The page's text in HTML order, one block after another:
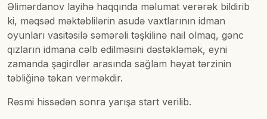
Əlimərdanov layihə haqqında məlumat verərək bildirib
ki, məqsəd məktəblilərin asudə vaxtlarının idman
oyunları vasitəsilə səmərəli təşkilinə nail olmaq, gənc
qızların idmana cəlb edilməsini dəstəkləmək, eyni
zamanda şagirdlər arasında sağlam həyat tərzinin
təbliğinə təkan verməkdir.
Rəsmi hissədən sonra yarışa start verilib.